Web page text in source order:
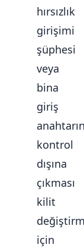
hırsızlık
girişimi
şüphesi
veya
bina
giriş
kontrol
dışına
çıkması
kilit
için